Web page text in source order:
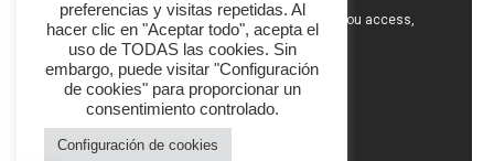
preferencias y visitas repetidas. Al
hacer clic en "Aceptar todo", acepta el
uso de TODAS las cookies. Sin
embargo, puede visitar "Configuración
de cookies" para proporcionar un
consentimiento controlado.
Configuración de cookies